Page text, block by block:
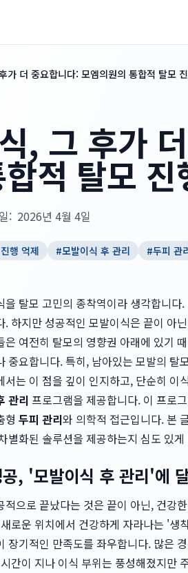
가 더 중요합니다: 모엠의원의 통합적 탈모
, 그 후가
적 탈모
: 2026년 4월 4일
행 억제 #모발이식 후 관리 #두피 관
을 탈모 고민의 종착역이라 생각합니
. 하지만 성공적인 모발이식은 끝이 아
은 여전히 탈모의 영향권 아래에 있기
중요합니다. 특히, 남아있는 모발의
서는 이 점을 깊이 인지하고, 단순히 이
관리 프로그램을 제공합니다. 이 프로
형 두피 관리와 의학적 접근입니다. 본
별화된 솔루션을 제공하는지 심도 있
, '모발이식 후 관리'에
적으로 끝났다는 것은 끝이 아닌, 건강
로운 위치에서 건강하게 자라나는 '
장기적인 만족도를 좌우합니다. 많은
간이 지나 이식 부위는 풍성해졌지만